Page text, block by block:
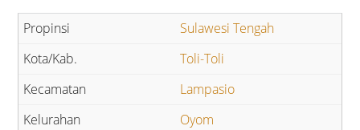
Sulawesi Tengah
Toli-Toli
Lampasio
Oyom